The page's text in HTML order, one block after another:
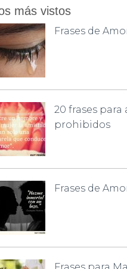
más vistos
Frases de
20 frases para
prohibidos
Frases de